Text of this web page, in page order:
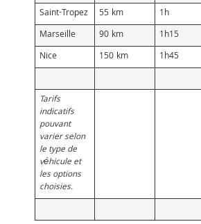
Saint-Tropez 55 km 1h
Marseille
90 km 1h15
Nice
150 km 1h45
Tarifs
indicatifs
pouvant
varier selon
le type de
véhicule et
les options
choisies.